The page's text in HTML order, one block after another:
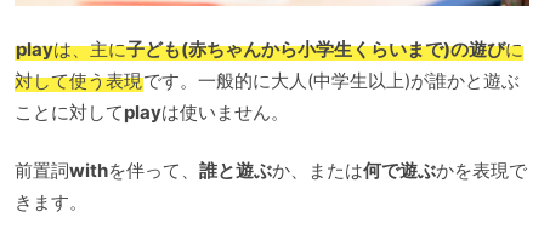
playは、主に子ども(赤ちゃんから小学生くらいまで)の遊びに
対して使う表現です。一般的に大人(中学生以上)が誰かと遊ぶ
ことに対してplayは使いません。
前置詞withを伴って、 誰と遊ぶか、または何で遊ぶかを表現で
きます。